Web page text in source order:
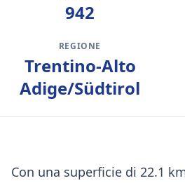
942
REGIONE
Trentino-Alto
Adige/Südtirol
Con una superficie di 22.1